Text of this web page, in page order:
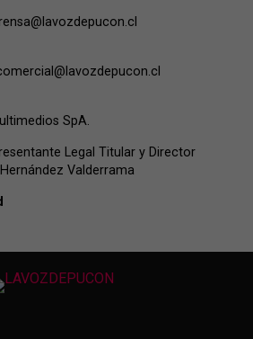
SpA.
Legal Titular y Director
Valderrama